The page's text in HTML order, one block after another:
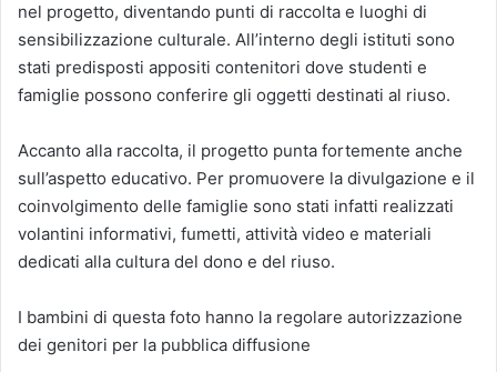
nel progetto, diventando punti di raccolta e luoghi di
sensibilizzazione culturale. All’interno degli istituti sono
stati predisposti appositi contenitori dove studenti e
famiglie possono conferire gli oggetti destinati al riuso.
Accanto alla raccolta, il progetto punta fortemente anche
sull’aspetto educativo. Per promuovere la divulgazione e il
coinvolgimento delle famiglie sono stati infatti realizzati
volantini informativi, fumetti, attività video e materiali
dedicati alla cultura del dono e del riuso.
I bambini di questa foto hanno la regolare autorizzazione
dei genitori per la pubblica diffusione